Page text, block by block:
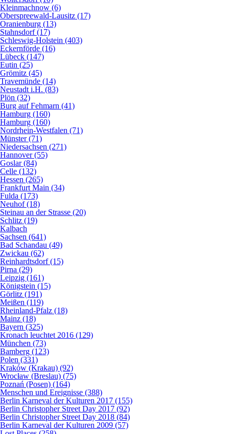
Kleinmachnow (6)
Oberspreewald-Lausitz (17)
Oranienburg (13)
Stahnsdorf (17)
Schleswig-Holstein (403)
Eckernförde (16)
Lübeck (147)
Eutin (25)
Grömitz (45)
Travemünde (14)
Neustadt i.H. (83)
Plön (32)
Burg auf Fehmarn (41)
Hamburg (160)
Hamburg (160)
Nordrhein-Westfalen (71)
Münster (71)
Niedersachsen (271)
Hannover (55)
Goslar (84)
Celle (132)
Hessen (265)
Frankfurt Main (34)
Fulda (173)
Neuhof (18)
Steinau an der Strasse (20)
Schlitz (19)
Kalbach
Sachsen (641)
Bad Schandau (49)
Zwickau (62)
Reinhardtsdorf (15)
Pirna (29)
Leipzig (161)
Königstein (15)
Görlitz (191)
Meißen (119)
Rheinland-Pfalz (18)
Mainz (18)
Bayern (325)
Kronach leuchtet 2016 (129)
München (73)
Bamberg (123)
Polen (331)
Kraków (Krakau) (92)
Wrocław (Breslau) (75)
Poznań (Posen) (164)
Menschen und Ereignisse (388)
Berlin Karneval der Kulturen 2017 (155)
Berlin Christopher Street Day 2017 (92)
Berlin Christopher Street Day 2018 (84)
Berlin Karneval der Kulturen 2009 (57)